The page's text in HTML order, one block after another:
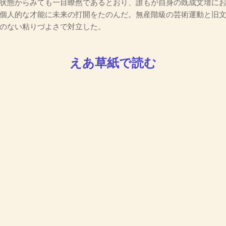
態からみても一目瞭然であるとおり、誰もが自身の既成文壇に
人的な才能に未来の打開をたのんだ。無産階級の芸術運動と旧
ない粘りづよさで対立した。
えあ草紙で読む